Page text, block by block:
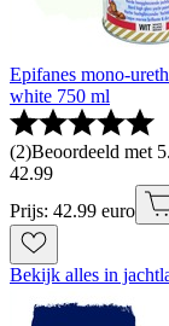
Epifanes mono-
white 750 ml
(2)Beoordeeld met
42.99
Prijs: 42.99 euro
Bekijk alles in